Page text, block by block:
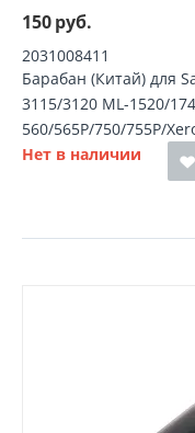
150руб.
2031008411
Барабан (Китай) для
3115/3120 ML-1520/
560/565P/750/755P/
Нет в наличии